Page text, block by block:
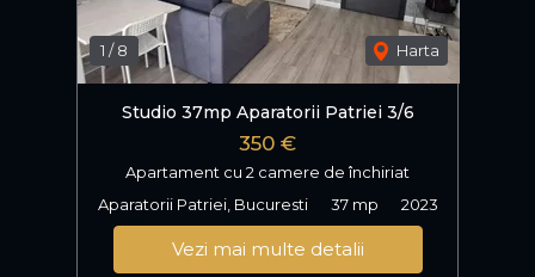
1 /8 Harta
Studio 37mp Aparatorii Patriei 3/6
350 €
Apartament cu 2 camere de închiriat
Aparatorii Patriei, Bucuresti
37 mp 2023
Vezi mai multe detalii